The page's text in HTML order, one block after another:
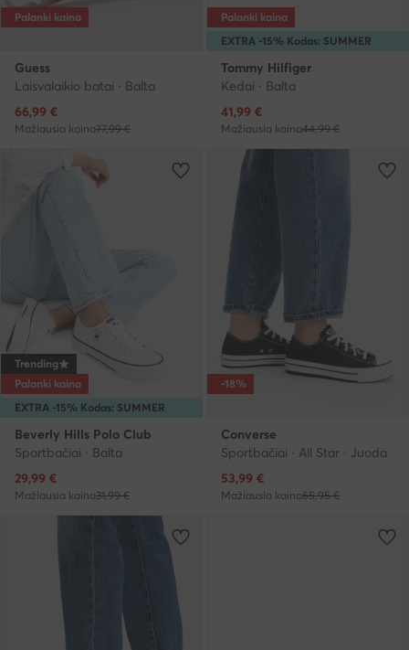
Palanki kaina
Guess
Laisvalaikio batai · Balta
Dabartinė kaina
66,99 €
Mažiausia kaina77,99 €
EXTRA -15% Kodas: SUMMER
Palanki kaina
Tommy Hilfiger
Kedai · Balta
Dabartinė kaina
41,99 €
Mažiausia kaina44,99 €
EXTRA -15% Kodas: SUMMER
Trending
Palanki kaina
Beverly Hills Polo Club
Sportbačiai · Balta
Dabartinė kaina
29,99 €
Mažiausia kaina31,99 €
-18%
Converse
Sportbačiai · All Star · Juoda
Dabartinė kaina
53,99 €
Mažiausia kaina65,95 €